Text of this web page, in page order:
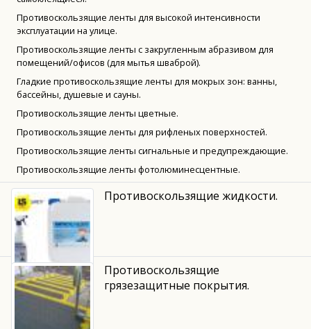
Противоскользящие ленты для высокой интенсивности
эксплуатации на улице.
Противоскользящие ленты с закругленным абразивом для
помещений/офисов (для мытья шваброй).
Гладкие противоскользящие ленты для мокрых зон: ванны,
бассейны, душевые и сауны.
Противоскользящие ленты цветные.
Противоскользящие ленты для рифленых поверхностей.
Противоскользящие ленты сигнальные и предупреждающие.
Противоскользящие ленты фотолюминесцентные.
Противоскользящие жидкости.
Противоскользящие
грязезащитные покрытия.